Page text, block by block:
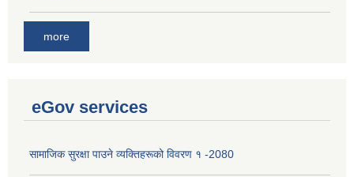
more
eGov services
सामाजिक सुरक्षा पाउने व्यक्तिहरूको विवरण १ -2080